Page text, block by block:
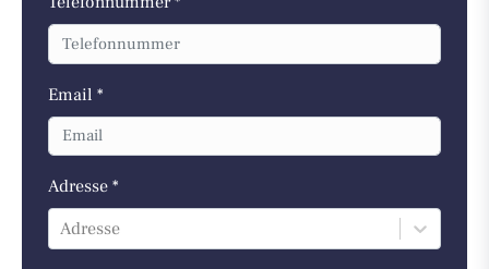
Email *
Adresse *
Adresse